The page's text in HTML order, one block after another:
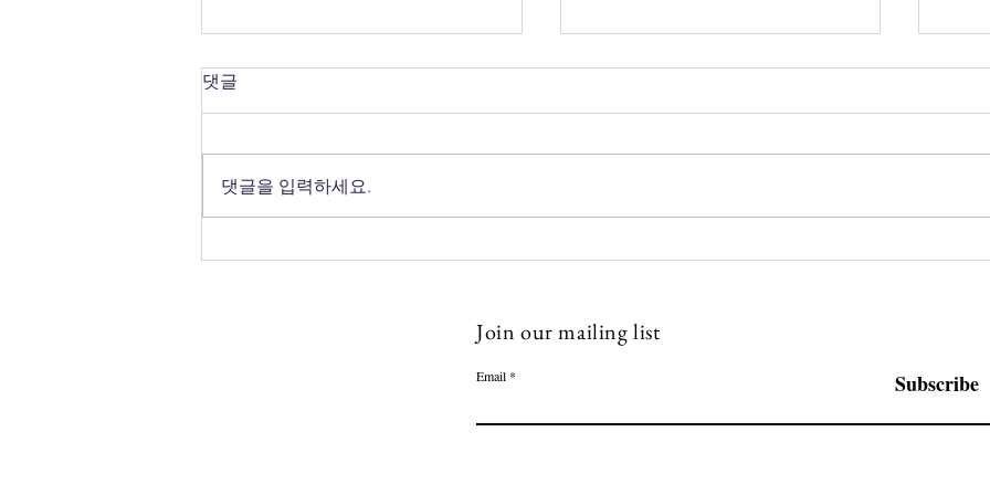
댓글
댓글을 입력하세요.
Join our mailing list
Email Subscribe